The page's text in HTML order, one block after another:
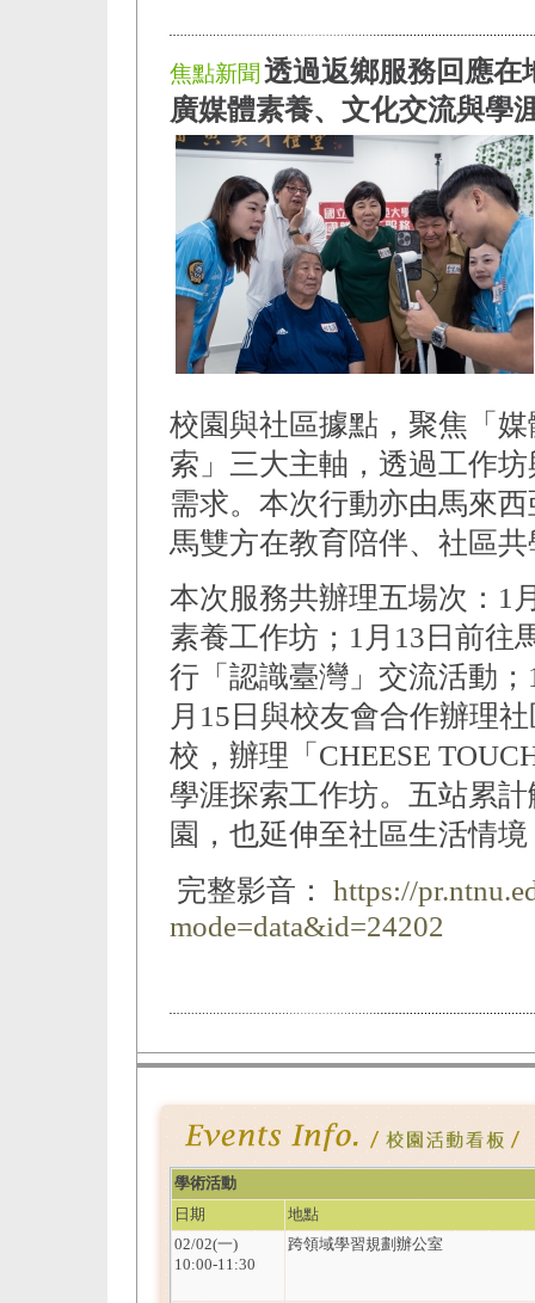
焦點新聞透過返鄉服務回應在
廣媒體素養、文化交流與學
校園與社區據點，聚焦「
索」三大主軸，透過工作
需求。本次行動亦由馬來
馬雙方在教育陪伴、社區
本次服務共辦理五場次：1
素養工作坊；1月13日前往
行「認識臺灣」交流活動；
月15日與校友會合作辦理
校，辦理「CHEESE
學涯探索工作坊。五站累
園，也延伸至社區生活情
完整影音：
https://
mode=data&id=24202
學術活動
日期
地點
02/02(一)
10:00-11:30
跨領域學習規劃辦公室